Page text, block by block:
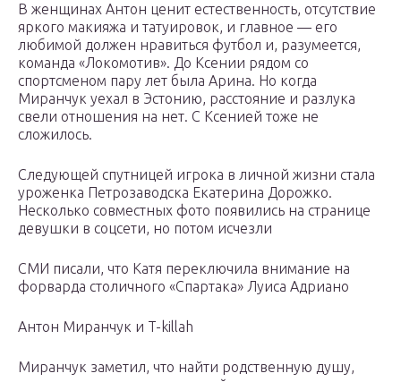
В женщинах Антон ценит естественность, отсутствие
яркого макияжа и татуировок, и главное — его
любимой должен нравиться футбол и, разумеется,
команда «Локомотив». До Ксении рядом со
спортсменом пару лет была Арина. Но когда
Миранчук уехал в Эстонию, расстояние и разлука
свели отношения на нет. С Ксенией тоже не
сложилось.
Следующей спутницей игрока в личной жизни стала
уроженка Петрозаводска Екатерина Дорожко.
Несколько совместных фото появились на странице
девушки в соцсети, но потом исчезли
СМИ писали, что Катя переключила внимание на
форварда столичного «Спартака» Луиса Адриано
Антон Миранчук и T-killah
Миранчук заметил, что найти родственную душу,